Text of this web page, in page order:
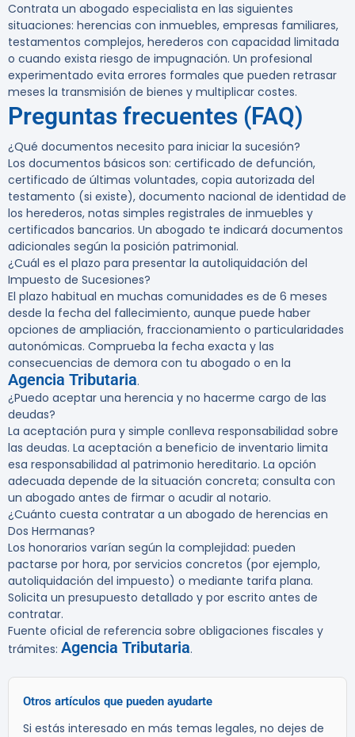
Contrata un abogado especialista en las siguientes
situaciones: herencias con inmuebles, empresas familiares,
testamentos complejos, herederos con capacidad limitada
o cuando exista riesgo de impugnación. Un profesional
experimentado evita errores formales que pueden retrasar
meses la transmisión de bienes y multiplicar costes.
Preguntas frecuentes (FAQ)
¿Qué documentos necesito para iniciar la sucesión?
Los documentos básicos son: certificado de defunción,
certificado de últimas voluntades, copia autorizada del
testamento (si existe), documento nacional de identidad de
los herederos, notas simples registrales de inmuebles y
certificados bancarios. Un abogado te indicará documentos
adicionales según la posición patrimonial.
¿Cuál es el plazo para presentar la autoliquidación del
Impuesto de Sucesiones?
El plazo habitual en muchas comunidades es de 6 meses
desde la fecha del fallecimiento, aunque puede haber
opciones de ampliación, fraccionamiento o particularidades
autonómicas. Comprueba la fecha exacta y las
consecuencias de demora con tu abogado o en la
Agencia Tributaria.
¿Puedo aceptar una herencia y no hacerme cargo de las
deudas?
La aceptación pura y simple conlleva responsabilidad sobre
las deudas. La aceptación a beneficio de inventario limita
esa responsabilidad al patrimonio hereditario. La opción
adecuada depende de la situación concreta; consulta con
un abogado antes de firmar o acudir al notario.
¿Cuánto cuesta contratar a un abogado de herencias en
Dos Hermanas?
Los honorarios varían según la complejidad: pueden
pactarse por hora, por servicios concretos (por ejemplo,
autoliquidación del impuesto) o mediante tarifa plana.
Solicita un presupuesto detallado y por escrito antes de
contratar.
Fuente oficial de referencia sobre obligaciones fiscales y
trámites: Agencia Tributaria.
Otros artículos que pueden ayudarte
Si estás interesado en más temas legales, no dejes de